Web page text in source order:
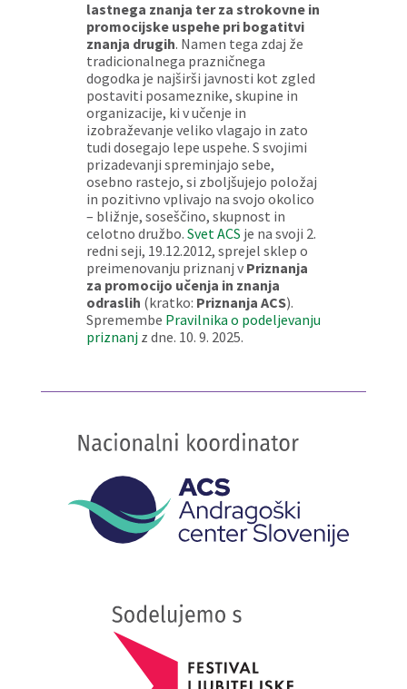
lastnega znanja ter za strokovne in
promocijske uspehe pri bogatitvi
znanja drugih. Namen tega zdaj že
tradicionalnega prazničnega
dogodka je najširši javnosti kot zgled
postaviti posameznike, skupine in
organizacije, ki v učenje in
izobraževanje veliko vlagajo in zato
tudi dosegajo lepe uspehe. S svojimi
prizadevanji spreminjajo sebe,
osebno rastejo, si zboljšujejo položaj
in pozitivno vplivajo na svojo okolico
– bližnje, soseščino, skupnost in
celotno družbo. Svet ACS je na svoji 2.
redni seji, 19.12.2012, sprejel sklep o
preimenovanju priznanj v Priznanja
za promocijo učenja in znanja
odraslih (kratko: Priznanja ACS).
Spremembe Pravilnika o podeljevanju
priznanjz dne. 10. 9. 2025.